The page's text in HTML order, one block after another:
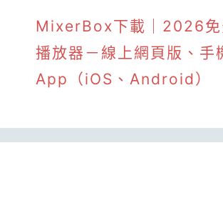
MixerBox下載｜2026免
播放器－線上網頁版、手
App（iOS、Android）